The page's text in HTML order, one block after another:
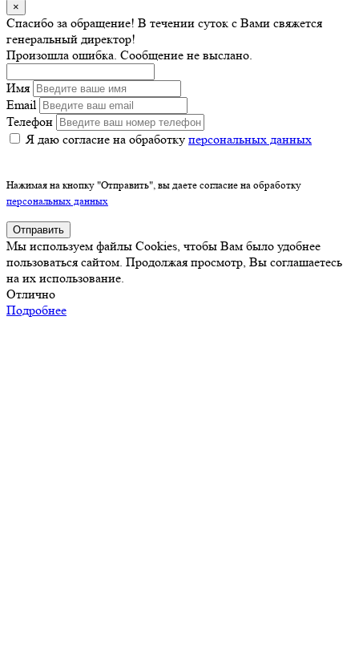
×
Спасибо за обращение! В течении суток с Вами свяжется
генеральный директор!
Произошла ошибка. Сообщение не выслано.
Имя
Email
Телефон
Я даю согласие на обработку персональных данных
Нажимая на кнопку "Отправить", вы даете согласие на обработку
персональных данных
Отправить
Мы используем файлы Cookies, чтобы Вам было удобнее
пользоваться сайтом. Продолжая просмотр, Вы соглашаетесь
на их использование.
Отлично
Подробнее